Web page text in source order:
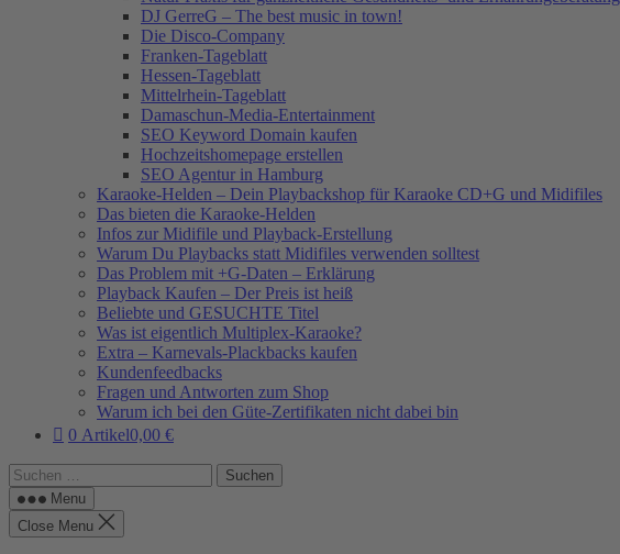
DJ GerreG – The best music in town!
Die Disco-Company
Franken-Tageblatt
Hessen-Tageblatt
Mittelrhein-Tageblatt
Damaschun-Media-Entertainment
SEO Keyword Domain kaufen
Hochzeitshomepage erstellen
SEO Agentur in Hamburg
Karaoke-Helden – Dein Playbackshop für Karaoke CD+G und Midifiles
Das bieten die Karaoke-Helden
Infos zur Midifile und Playback-Erstellung
Warum Du Playbacks statt Midifiles verwenden solltest
Das Problem mit +G-Daten – Erklärung
Playback Kaufen – Der Preis ist heiß
Beliebte und GESUCHTE Titel
Was ist eigentlich Multiplex-Karaoke?
Extra – Karnevals-Plackbacks kaufen
Kundenfeedbacks
Fragen und Antworten zum Shop
Warum ich bei den Güte-Zertifikaten nicht dabei bin
0 Artikel0,00 €
Suchen
nach: Menu
Close Menu